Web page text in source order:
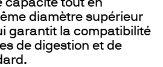
capacité tout en
diamètre supérieur
garantit la compatibilité
de digestion et de